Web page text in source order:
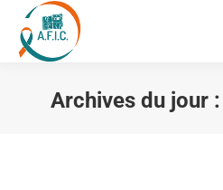
Archives du jour :